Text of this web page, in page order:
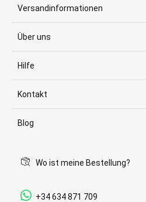
Versandinformationen
Über uns
Hilfe
Kontakt
Blog
Wo ist meine Bestellung?
+34 634 871 709